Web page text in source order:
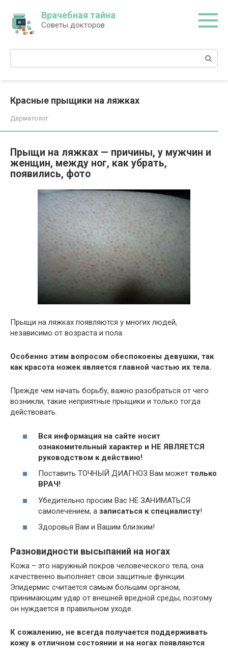
контенту
Врачебная тайна
Советы докторов
Поиск:
Красные прыщики на ляжках
Дерматолог
Прыщи на ляжках — причины, у мужчин и
женщин, между ног, как убрать,
появились, фото
Прыщи на ляжках появляются у многих людей,
независимо от возраста и пола.
Особенно этим вопросом обеспокоены девушки, так
как красота ножек является главной частью их тела.
Прежде чем начать борьбу, важно разобраться от чего
возникли, такие неприятные прыщики и только тогда
действовать.
Вся информация на сайте носит
ознакомительный характер и НЕ ЯВЛЯЕТСЯ
руководством к действию!
Поставить ТОЧНЫЙ ДИАГНОЗ Вам может только
ВРАЧ!
Убедительно просим Вас НЕ ЗАНИМАТЬСЯ
самолечением, а записаться к специалисту!
Здоровья Вам и Вашим близким!
Разновидности высыпаний на ногах
Кожа – это наружный покров человеческого тела, она
качественно выполняет свои защитные функции.
Эпидермис считается самым большим органом,
принимающим удар от внешней вредной среды, поэтому
он нуждается в правильном уходе.
К сожалению, не всегда получается поддерживать
кожу в отличном состоянии и на ногах появляются